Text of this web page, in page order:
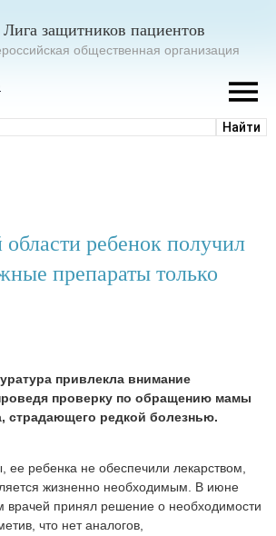
Лига защитников пациентов
общественная организация
ребенок получил
препараты только
привлекла внимание
проверку по обращению мамы
страдающего редкой болезнью.
ребенка не обеспечили лекарством,
жизненно необходимым. В июне
врачей принял решение о необходимости
что нет аналогов,